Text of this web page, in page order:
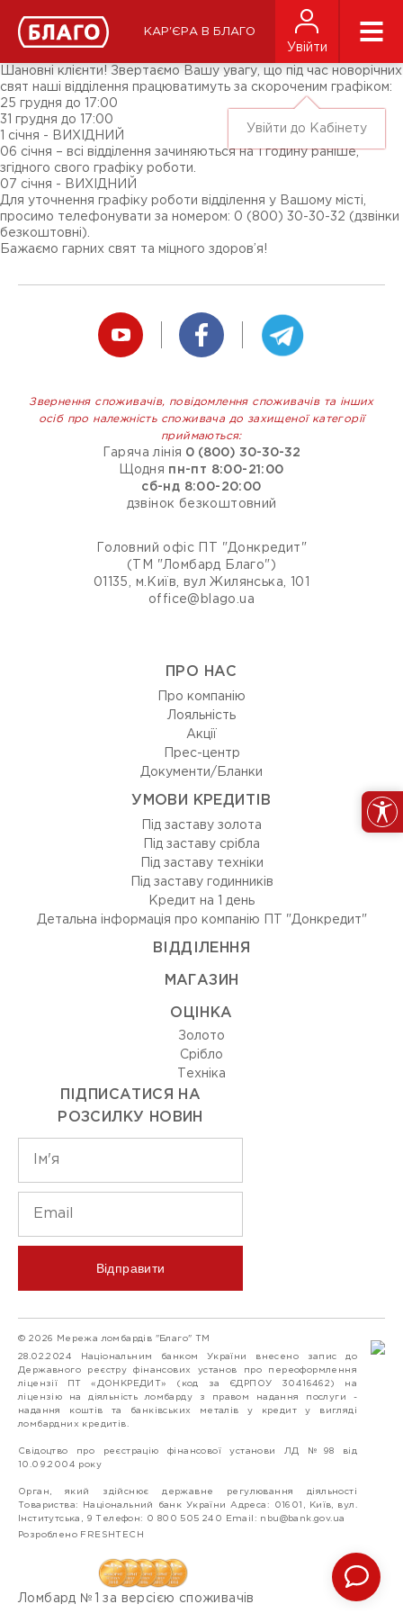
КАР'ЄРА В БЛАГО
Увійти
Увійти до Кабінету
ЗМІ про нас
Підписники соц-мереж
Ярмарки
Шановні клієнти! Звертаємо Вашу увагу, що під час новорічних
свят наші відділення працюватимуть за скороченим графіком:
25 грудня до 17:00
31 грудня до 17:00
1 січня - ВИХІДНИЙ
06 січня – всі відділення зачиняються на 1 годину раніше,
згідного свого графіку роботи.
07 січня - ВИХІДНИЙ
Для уточнення графіку роботи відділення у Вашому місті,
просимо телефонувати за номером: 0 (800) 30-30-32 (дзвінки
безкоштовні).
Бажаємо гарних свят та міцного здоров’я!
Звернення споживачів, повідомлення споживачів та інших
осіб про належність споживача до захищеної категорії
приймаються:
Гаряча лінія 0 (800) 30-30-32
Щодня пн-пт 8:00-21:00
сб-нд 8:00-20:00
дзвінок безкоштовний
Головний офіс ПТ "Донкредит"
(ТМ "Ломбард Благо")
01135, м.Київ, вул Жилянська, 101
office@blago.ua
ПРО НАС
Про компанію
Лояльність
Акції
Прес-центр
Документи/Бланки
УМОВИ КРЕДИТІВ
Під заставу золота
Під заставу срібла
Під заставу техніки
Під заставу годинників
Кредит на 1 день
Детальна інформація про компанію ПТ "Донкредит"
ВIДДIЛЕННЯ
МАГАЗИН
ОЦIНКА
Золото
Срiбло
Технiка
ПІДПИСАТИСЯ НА
РОЗСИЛКУ НОВИН
Відправити
© 2026 Мережа ломбардів "Благо" ТМ
28.02.2024 Національним банком України внесено запис до
Державного реєстру фінансових установ про переоформлення
ліцензії ПТ «ДОНКРЕДИТ» (код за ЄДРПОУ 30416462) на
ліцензію на діяльність ломбарду з правом надання послуги -
надання коштів та банківських металів у кредит у вигляді
ломбардних кредитів.
Свідоцтво про реєстрацію фінансової установи ЛД №98 від
10.09.2004 року
Орган, який здійснює державне регулювання діяльності
Товариства: Національний банк України Адреса: 01601, Київ, вул.
Інститутська, 9 Телефон: 0 800 505 240 Email: nbu@bank.gov.ua
Розроблено FRESHTECH
Ломбард №1 за версією споживачів